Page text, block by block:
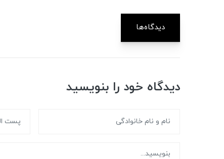
دیدگاه‌ها
دیدگاه خود را بنویسید